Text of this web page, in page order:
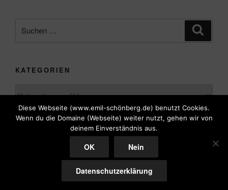
nach:
KATEGORIEN
Datenschutzerklärung Stolz präsentiert von WordPress
Diese Webseite (www.emil-schönberg.de) benutzt Cookies.
Wenn du die Domaine (Webseite) weiter nutzt, gehen wir von
deinem Einverständnis aus.
OK Nein
Datenschutzerklärung